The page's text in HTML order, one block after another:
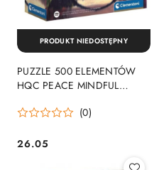
PUZZLE 500 ELEMENTÓW
HQC PEACE MINDFUL
CLEMENTONI (0)
Cena:
26.05
PRODUKT NIEDOSTĘPNY